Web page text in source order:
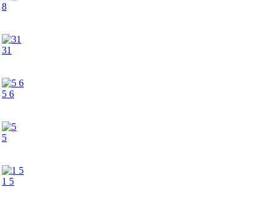
8
31
5 6
5
1 5